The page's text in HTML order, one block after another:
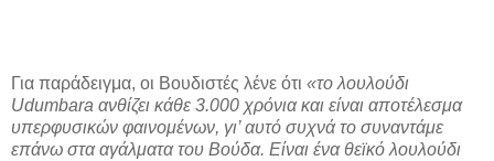
Για παράδειγμα, οι Βουδιστές λένε ότι «το λουλούδι
Udumbara ανθίζει κάθε 3.000 χρόνια και είναι αποτέλεσμα
υπερφυσικών φαινομένων, γι’ αυτό συχνά το συναντάμε
επάνω στα αγάλματα του Βούδα. Είναι ένα θεϊκό λουλούδι